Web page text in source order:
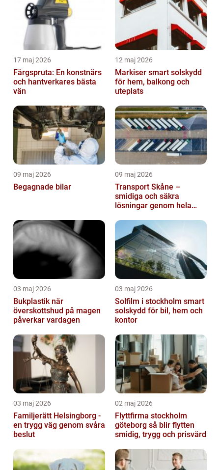
17 maj 2026
Färgspruta: En konstnärs
och hantverkares bästa
vän
12 maj 2026
Markiser smart solskydd
för hem, balkong och
uteplats
09 maj 2026
Begagnade bilar
09 maj 2026
Transport Skåne –
smidiga och säkra
lösningar genom hela
03 maj 2026
Bukplastik när
överskottshud på magen
påverkar vardagen
03 maj 2026
Solfilm i stockholm smart
solskydd för bil, hem och
kontor
03 maj 2026
Familjerätt Helsingborg -
en trygg väg genom svåra
beslut
02 maj 2026
Flyttfirma stockholm
göteborg så blir flytten
smidig, trygg och prisvärd